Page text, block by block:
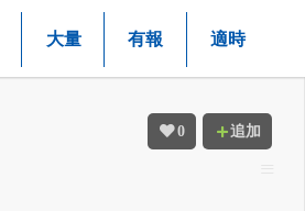
大量 有報 適時
0 追加